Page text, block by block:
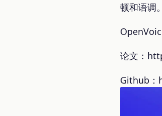
顿和语调。
论文：
Github